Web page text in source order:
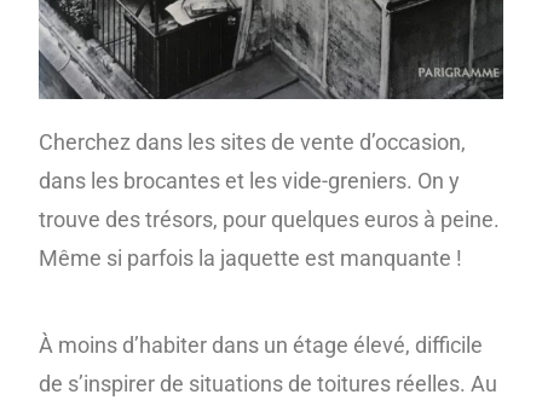
Cherchez dans les sites de vente d’occasion,
dans les brocantes et les vide-greniers. On y
trouve des trésors, pour quelques euros à peine.
Même si parfois la jaquette est manquante !
À moins d’habiter dans un étage élevé, difficile
de s’inspirer de situations de toitures réelles. Au